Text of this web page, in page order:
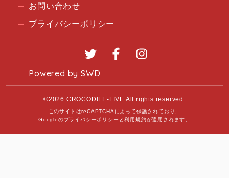
お問い合わせ
プライバシーポリシー
Twitter Facebook
Powered by SWD
©2026 CROCODILE-LIVE All rights reserved.
このサイトはreCAPTCHAによって保護されており、
Googleのプライバシーポリシー と利用規約が適用されます。